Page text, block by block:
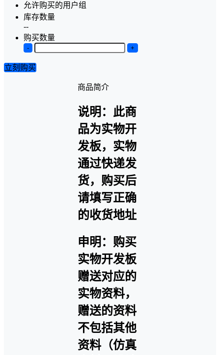
允许购买的用户组
库存数量
--
购买数量
- +
立刻购买
商品简介
说明：此商
品为实物开
发板，实物
通过快递发
货，购买后
请填写正确
的收货地址
申明：购买
实物开发板
赠送对应的
实物资料，
赠送的资料
不包括其他
资料（仿真